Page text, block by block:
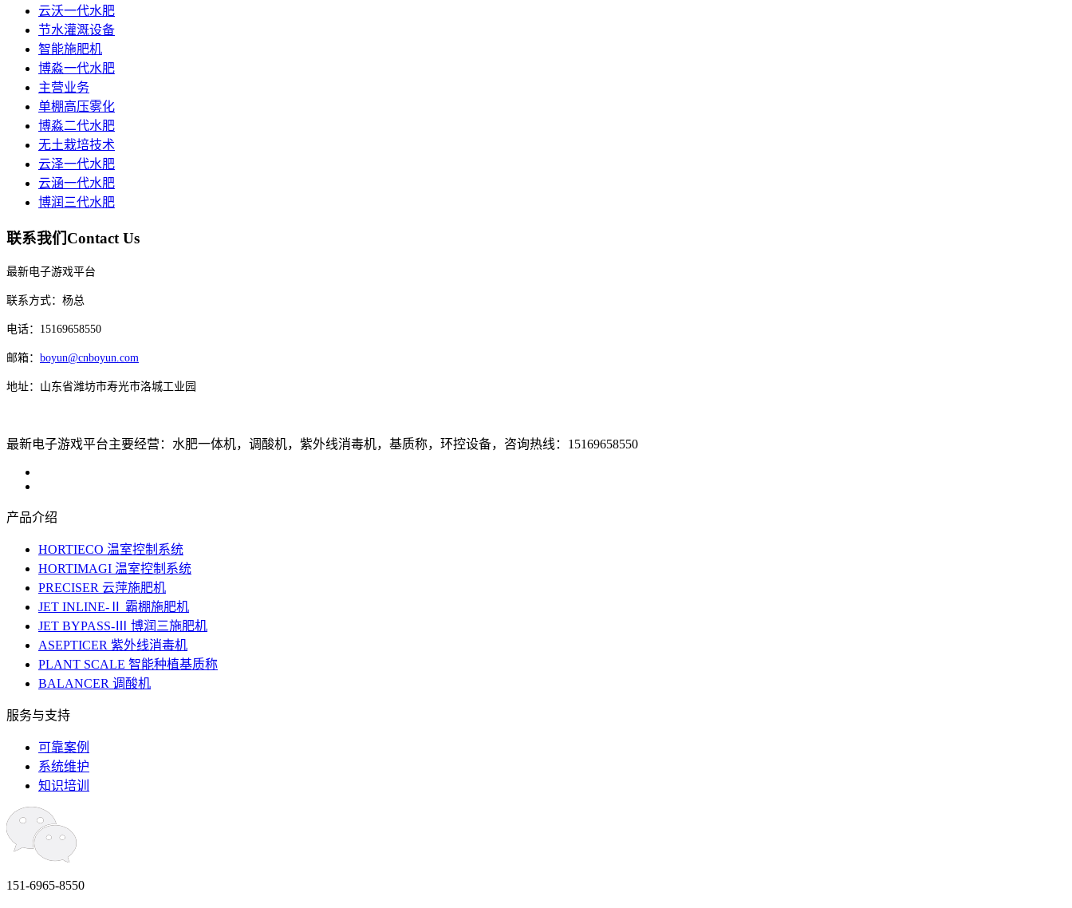
云沃一代水肥
节水灌溉设备
智能施肥机
博淼一代水肥
主营业务
单棚高压雾化
博淼二代水肥
无土栽培技术
云泽一代水肥
云涵一代水肥
博润三代水肥
联系我们Contact Us
最新电子游戏平台
联系方式：杨总
电话：15169658550
邮箱： boyun@cnboyun.com
地址：山东省潍坊市寿光市洛城工业园
最新电子游戏平台主要经营：水肥一体机，调酸机，紫外线消毒机，基质称，环控设备，咨询热线：15169658550
产品介绍
HORTIECO 温室控制系统
HORTIMAGI 温室控制系统
PRECISER 云萍施肥机
JET INLINE-Ⅱ 霸棚施肥机
JET BYPASS-Ⅲ 博润三施肥机
ASEPTICER 紫外线消毒机
PLANT SCALE 智能种植基质称
BALANCER 调酸机
服务与支持
可靠案例
系统维护
知识培训
151-6965-8550